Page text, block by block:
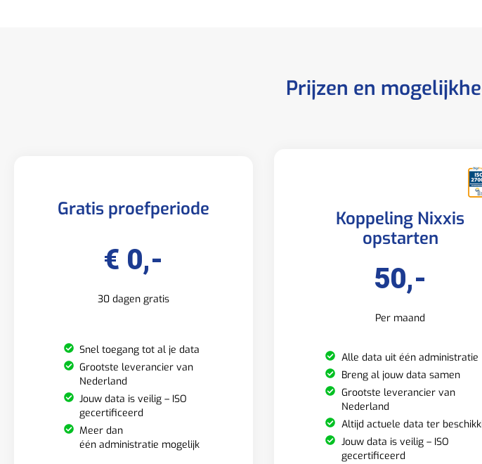
Prijzen en
Gratis proefperiode
€ 0,-
30 dagen gratis
Snel toegang tot al je data
Grootste leverancier van
Nederland
Jouw data is veilig – ISO
gecertificeerd
Meer dan
één administratie mogelijk
Koppeling Nixxis
opstarten
50,-
Per maand
Alle data uit één administratie
Breng al jouw data samen
Grootste leverancier van
Nederland
Altijd actuele data ter
Jouw data is veilig – ISO
gecertificeerd